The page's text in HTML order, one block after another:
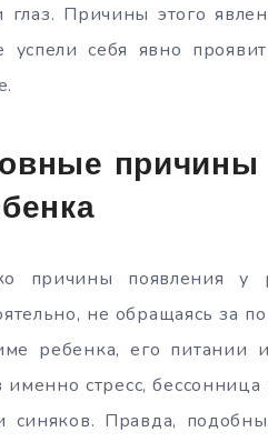
глаз. Причины этого
себя явно
причины
причины появления у
не обращаясь за
ребенка, его питании
именно стресс,
синяков. Правда,